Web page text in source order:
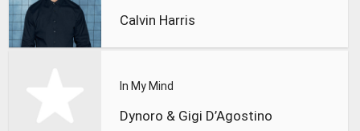
Calvin Harris
In My Mind
Dynoro & Gigi D’Agostino